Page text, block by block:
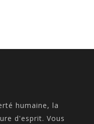
humaine, la
d'esprit. Vous